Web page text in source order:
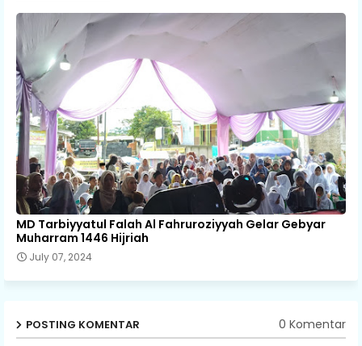
MD Tarbiyyatul Falah Al Fahruroziyyah Gelar Gebyar
Muharram 1446 Hijriah
July 07, 2024
POSTING KOMENTAR 0 Komentar